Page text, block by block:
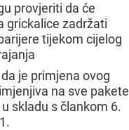
provjeriti da će
grickalice zadržati
tijekom cijelog
je primjena ovog
na sve pakete
skladu s člankom 6.